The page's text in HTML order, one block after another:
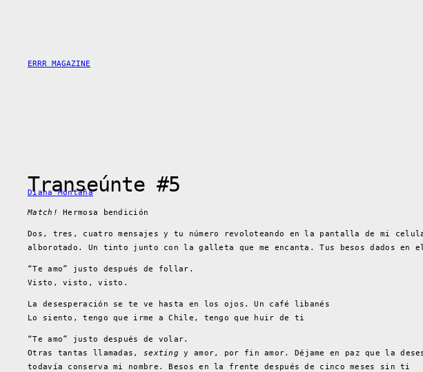
ERRR MAGAZINE
Transeúnte #5
Diana Montaña
Match! Hermosa bendición
Dos, tres, cuatro mensajes y tu número revoloteando en la pantalla de mi
alborotado. Un tinto junto con la galleta que me encanta. Tus besos dados en
“Te amo” justo después de follar.
Visto, visto, visto.
La desesperación se te ve hasta en los ojos. Un café libanés
Lo siento, tengo que irme a Chile, tengo que huir de ti
“Te amo” justo después de volar.
Otras tantas llamadas, sexting y amor, por fin amor. Déjame en paz que la
todavía conserva mi nombre. Besos en la frente después de cinco meses sin ti